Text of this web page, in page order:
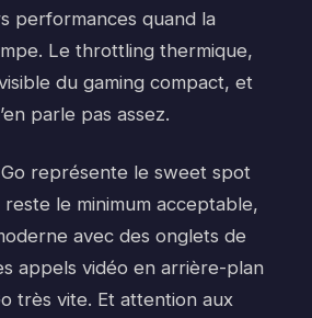
performances quand la
Le throttling thermique,
du gaming compact, et
parle pas assez.
représente le sweet spot
le minimum acceptable,
avec des onglets de
appels vidéo en arrière-plan
très vite. Et attention aux